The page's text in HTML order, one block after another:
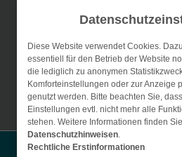
Vergleichsrechner Gewerbe-
Persönliche
Diese Website verwendet Cookies.
essentiell für den Betrieb der Website
die lediglich zu anonymen
Komforteinstellungen oder zur Anzeige
genutzt werden. Bitte beachten Sie,
Einstellungen evtl. nicht mehr alle
stehen. Weitere Informationen finden
Datenschutzhinweisen.
Rechtliche Erstinformationen